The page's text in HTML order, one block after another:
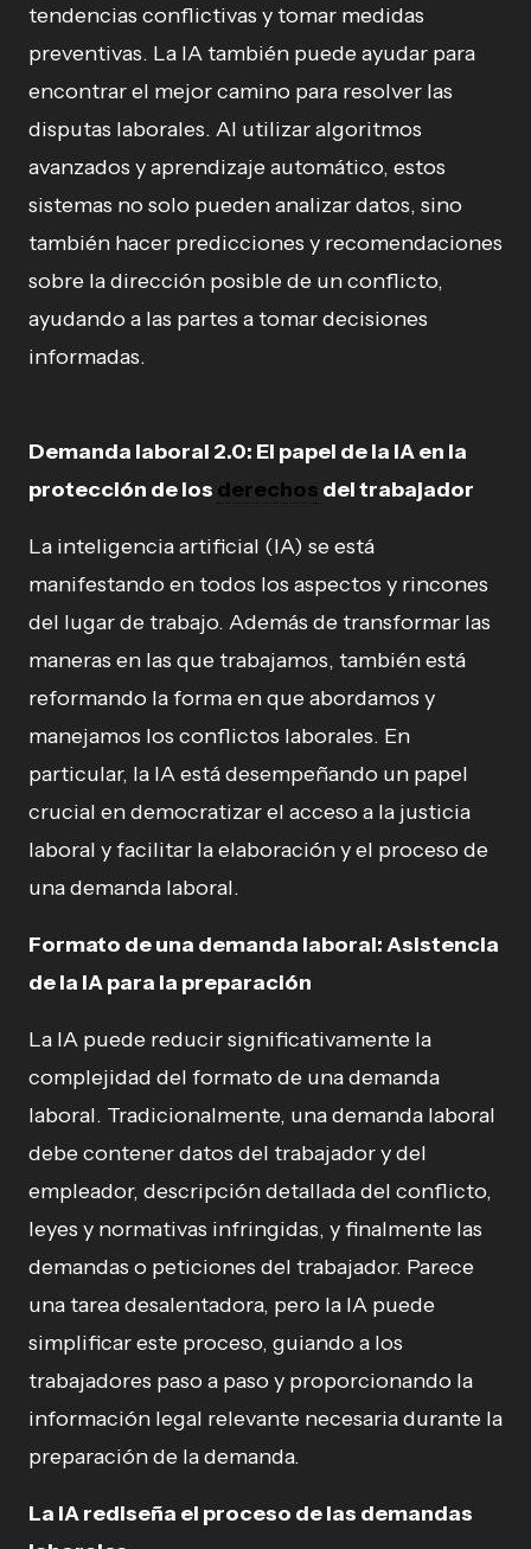
tendencias conflictivas y tomar medidas
preventivas. La IA también puede ayudar para
encontrar el mejor camino para resolver las
disputas laborales. Al utilizar algoritmos
avanzados y aprendizaje automático, estos
sistemas no solo pueden analizar datos, sino
también hacer predicciones y recomendaciones
sobre la dirección posible de un conflicto,
ayudando a las partes a tomar decisiones
informadas.
Demanda laboral 2.0: El papel de la IA en la
protección de los derechos del trabajador
La inteligencia artificial (IA) se está
manifestando en todos los aspectos y rincones
del lugar de trabajo. Además de transformar las
maneras en las que trabajamos, también está
reformando la forma en que abordamos y
manejamos los conflictos laborales. En
particular, la IA está desempeñando un papel
crucial en democratizar el acceso a la justicia
laboral y facilitar la elaboración y el proceso de
una demanda laboral.
Formato de una demanda laboral: Asistencia
de la IA para la preparación
La IA puede reducir significativamente la
complejidad del formato de una demanda
laboral. Tradicionalmente, una demanda laboral
debe contener datos del trabajador y del
empleador, descripción detallada del conflicto,
leyes y normativas infringidas, y finalmente las
demandas o peticiones del trabajador. Parece
una tarea desalentadora, pero la IA puede
simplificar este proceso, guiando a los
trabajadores paso a paso y proporcionando la
información legal relevante necesaria durante la
preparación de la demanda.
La IA rediseña el proceso de las demandas